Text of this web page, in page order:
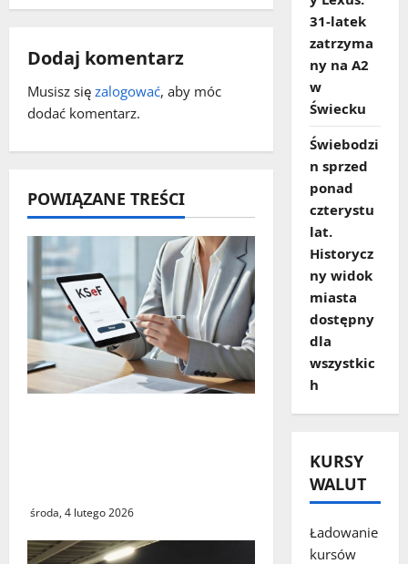
w
p
i
s
y
Dodaj komentarz
Musisz się zalogować, aby móc
dodać komentarz.
POWIĄZANE TREŚCI
środa, 4 lutego 2026
31‑latek
zatrzyma
ny na A2
w
Świecku
Świebodzi
n sprzed
ponad
czterystu
lat.
Historycz
ny widok
miasta
dostępny
dla
wszystkic
h
KURSY
WALUT
Ładowanie
kursów